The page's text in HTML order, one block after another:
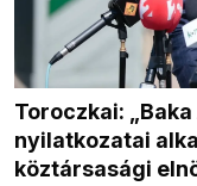
Toroczkai:
nyilatkozatai
köztársasági